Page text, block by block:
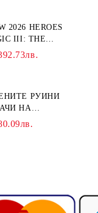
HEROES
III: THE
-
РУИНИ
КАРТИ